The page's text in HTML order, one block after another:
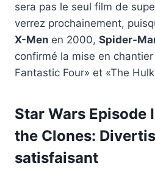
sera pas le seul film de
verrez prochainement,
X-Men en 2000, Spider-
confirmé la mise en
Fantastic Four» et «The
Star Wars Episode
the Clones:
satisfaisant